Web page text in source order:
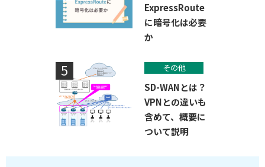
ExpressRoute
に暗号化は必要
か
その他
SD-WANとは？
VPNとの違いも
含めて、概要に
ついて説明